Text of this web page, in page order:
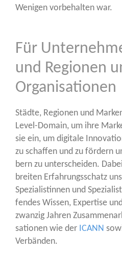
Weni­gen vor­be­hal­ten war.
Für
und Regionen
Organisationen
Städ­te, Regio­nen und
Level-Domain, um ihre
sie ein, um digi­ta­le
zu schaf­fen und zu för­dern
bern zu unter­schei­den.
brei­ten Erfah­rungs­schatz
Spe­zia­lis­tin­nen und
fen­des Wis­sen, Exper­ti­se
zwan­zig Jah­ren
sa­tio­nen wie der ICANN
Verbänden.